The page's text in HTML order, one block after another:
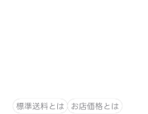
標準送料とは お店価格とは